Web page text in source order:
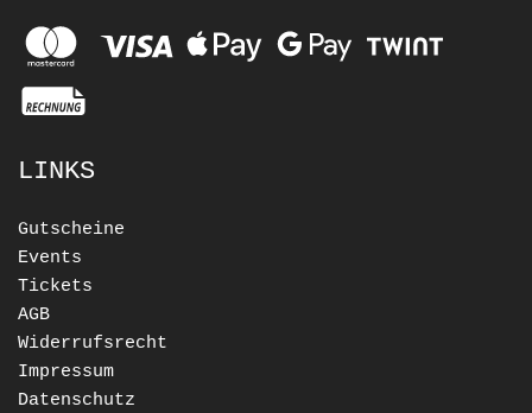
LINKS
Gutscheine
Events
Tickets
AGB
Widerrufsrecht
Impressum
Datenschutz